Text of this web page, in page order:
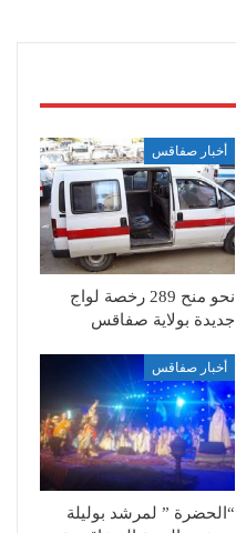
أخبار صفاقس
نحو منح 289 رخصة لواج
جديدة بولاية صفاقس
أخبار صفاقس
“الحضرة ” لمرشد بوليلة